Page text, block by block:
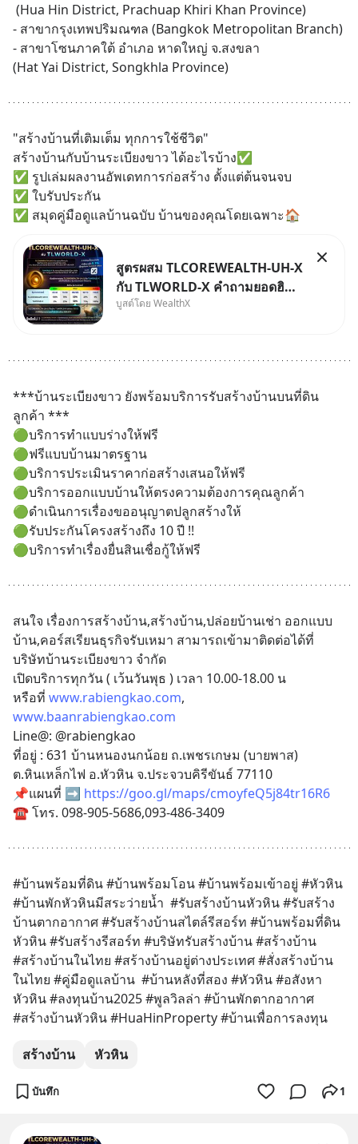
(Hua Hin District, Prachuap Khiri Khan Province)
- สาขากรุงเทพปริมณฑล (Bangkok Metropolitan Branch)
- สาขาโซนภาคใต้ อำเภอ หาดใหญ่ จ.สงขลา
(Hat Yai District, Songkhla Province)
"สร้างบ้านที่เติมเต็ม ทุกการใช้ชีวิต"
สร้างบ้านกับบ้านระเบียงขาว ได้อะไรบ้าง✅
✅ รูปเล่มผลงานอัพเดทการก่อสร้าง ตั้งแต่ต้นจนจบ
✅ ใบรับประกัน
✅ สมุดคู่มือดูแลบ้านฉบับ บ้านของคุณโดยเฉพาะ🏠
สูตรผสม TLCOREWEALTH-UH-X
กับ TLWORLD-X คำถามยอดฮิตที่
คนใช้ WealthX ถามเข้ามา
บูสต์โดย WealthX
***บ้านระเบียงขาว ยังพร้อมบริการรับสร้างบ้านบนที่ดิน
ลูกค้า ***
🟢บริการทำแบบร่างให้ฟรี
🟢ฟรีแบบบ้านมาตรฐาน
🟢บริการประเมินราคาก่อสร้างเสนอให้ฟรี
🟢บริการออกแบบบ้านให้ตรงความต้องการคุณลูกค้า
🟢ดำเนินการเรื่องขออนุญาตปลูกสร้างให้
🟢รับประกันโครงสร้างถึง 10 ปี !!
🟢บริการทำเรื่องยื่นสินเชื่อกู้ให้ฟรี
สนใจ เรื่องการสร้างบ้าน,สร้างบ้าน,ปล่อยบ้านเช่า ออกแบบ
บ้าน,คอร์สเรียนธุรกิจรับเหมา สามารถเข้ามาติดต่อได้ที่
บริษัทบ้านระเบียงขาว จำกัด
เปิดบริการทุกวัน ( เว้นวันพุธ ) เวลา 10.00-18.00 น
หรือที่ www.rabiengkao.com
www.baanrabiengkao.com
Line@: @rabiengkao
ที่อยู่ : 631 บ้านหนองนกน้อย ถ.เพชรเกษม (บายพาส)
ต.หินเหล็กไฟ อ.หัวหิน จ.ประจวบคิรีขันธ์ 77110
📌แผนที่ ➡️ https://goo.gl/maps/cmoyfeQ5j84tr16R6
☎ โทร. 098-905-5686,093-486-3409
#บ้านพร้อมที่ดิน #บ้านพร้อมโอน #บ้านพร้อมเข้าอยู่ #หัวหิน
#บ้านพักหัวหินมีสระว่ายน้ำ  #รับสร้างบ้านหัวหิน #รับสร้าง
บ้านตากอากาศ #รับสร้างบ้านสไตล์รีสอร์ท #บ้านพร้อมที่ดิน
หัวหิน #รับสร้างรีสอร์ท #บริษัทรับสร้างบ้าน #สร้างบ้าน
#สร้างบ้านในไทย #สร้างบ้านอยู่ต่างประเทศ #สั่งสร้างบ้าน
ในไทย #คู่มือดูแลบ้าน  #บ้านหลังที่สอง #หัวหิน #อสังหา
หัวหิน #ลงทุนบ้าน2025 #พูลวิลล่า #บ้านพักตากอากาศ
#สร้างบ้านหัวหิน #HuaHinProperty #บ้านเพื่อการลงทุน
สร้างบ้าน หัวหิน
บันทึก 1